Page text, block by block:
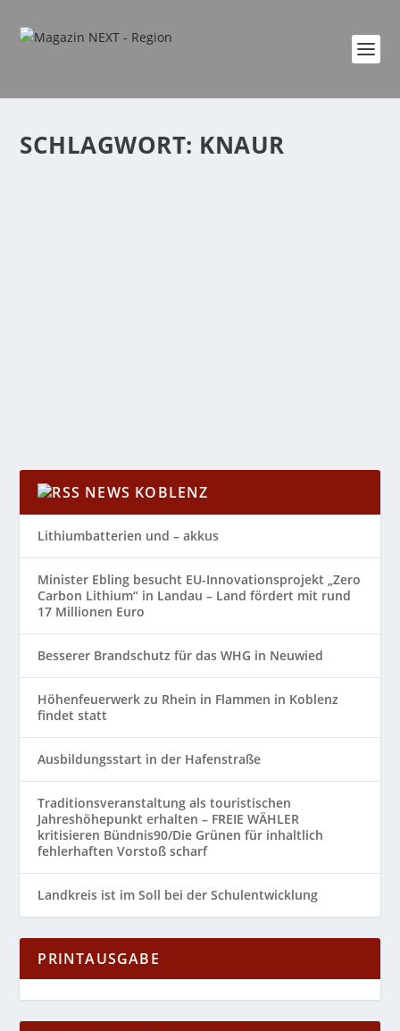
SCHLAGWORT: KNAUR
NEWS KOBLENZ
Lithiumbatterien und – akkus
Minister Ebling besucht EU-Innovationsprojekt „Zero
Carbon Lithium“ in Landau – Land fördert mit rund
17 Millionen Euro
Besserer Brandschutz für das WHG in Neuwied
Höhenfeuerwerk zu Rhein in Flammen in Koblenz
findet statt
Ausbildungsstart in der Hafenstraße
Traditionsveranstaltung als touristischen
Jahreshöhepunkt erhalten – FREIE WÄHLER
kritisieren Bündnis90/Die Grünen für inhaltlich
fehlerhaften Vorstoß scharf
Landkreis ist im Soll bei der Schulentwicklung
PRINTAUSGABE